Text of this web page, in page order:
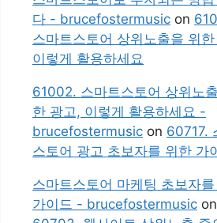
다 - brucefostermusic on
스마트스토어 상위노출을 위
이렇게 활용하세요
61002. 스마트스토어 상위노
한 광고, 이렇게 활용하세요 -
brucefostermusic on 60717.
스토어 광고 초보자를 위한 가
스마트스토어 마케팅 초보자
가이드 - brucefostermusic on